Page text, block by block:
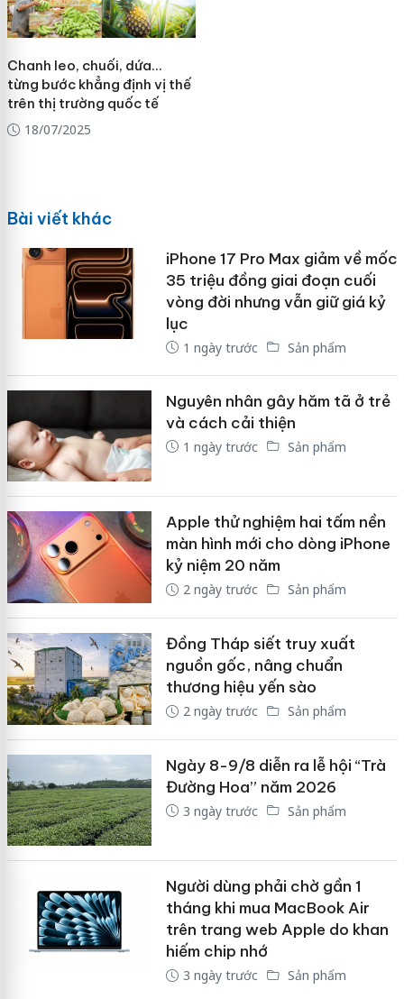
Chanh leo, chuối, dứa…
từng bước khẳng định vị thế
trên thị trường quốc tế
18/07/2025
Bài viết khác
iPhone 17 Pro Max giảm về mốc
35 triệu đồng giai đoạn cuối
vòng đời nhưng vẫn giữ giá kỷ
lục
1 ngày trước Sản phẩm
Nguyên nhân gây hăm tã ở trẻ
và cách cải thiện
1 ngày trước Sản phẩm
Apple thử nghiệm hai tấm nền
màn hình mới cho dòng iPhone
kỷ niệm 20 năm
2 ngày trước Sản phẩm
Đồng Tháp siết truy xuất
nguồn gốc, nâng chuẩn
thương hiệu yến sào
2 ngày trước Sản phẩm
Ngày 8-9/8 diễn ra lễ hội “Trà
Đường Hoa” năm 2026
3 ngày trước Sản phẩm
Người dùng phải chờ gần 1
tháng khi mua MacBook Air
trên trang web Apple do khan
hiếm chip nhớ
3 ngày trước Sản phẩm